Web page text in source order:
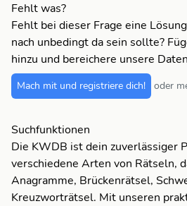
Fehlt was?
Fehlt bei dieser Frage eine
nach unbedingt da sein sollte?
hinzu und bereichere unsere
Mach mit und registriere dich! oder
Suchfunktionen
Die KWDB ist dein zuverlässiger
verschiedene Arten von Rätseln,
Anagramme, Brückenrätsel,
Kreuzworträtsel. Mit unseren